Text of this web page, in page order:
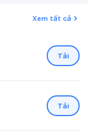
Xem tất cả
Tải
Tải